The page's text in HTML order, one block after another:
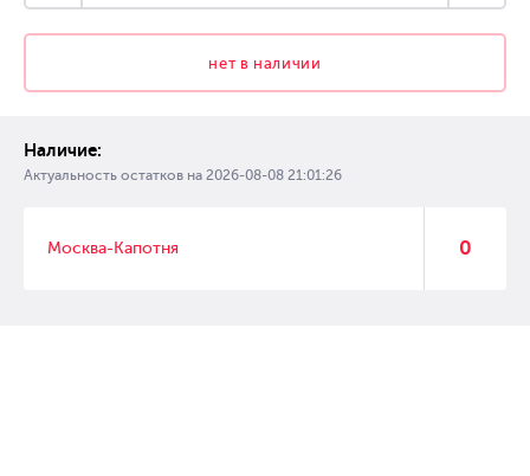
нет в наличии
Наличие:
Актуальность остатков на 2026-08-08 21:01:26
Москва-Капотня 0